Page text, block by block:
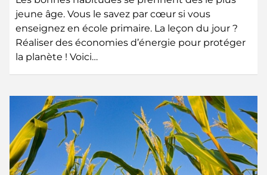
jeune âge. Vous le savez par cœur si vous
enseignez en école primaire. La leçon du jour ?
Réaliser des économies d’énergie pour protéger
la planète ! Voici…